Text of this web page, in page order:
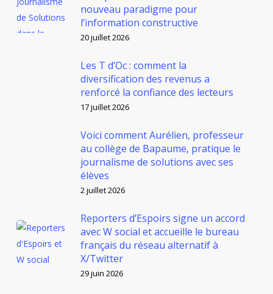
nouveau paradigme pour
l’information constructive
20 juillet 2026
Les T d’Oc : comment la
diversification des revenus a
renforcé la confiance des lecteurs
17 juillet 2026
Voici comment Aurélien, professeur
au collège de Bapaume, pratique le
journalisme de solutions avec ses
élèves
2 juillet 2026
Reporters d’Espoirs signe un accord
avec W social et accueille le bureau
français du réseau alternatif à
X/Twitter
29 juin 2026